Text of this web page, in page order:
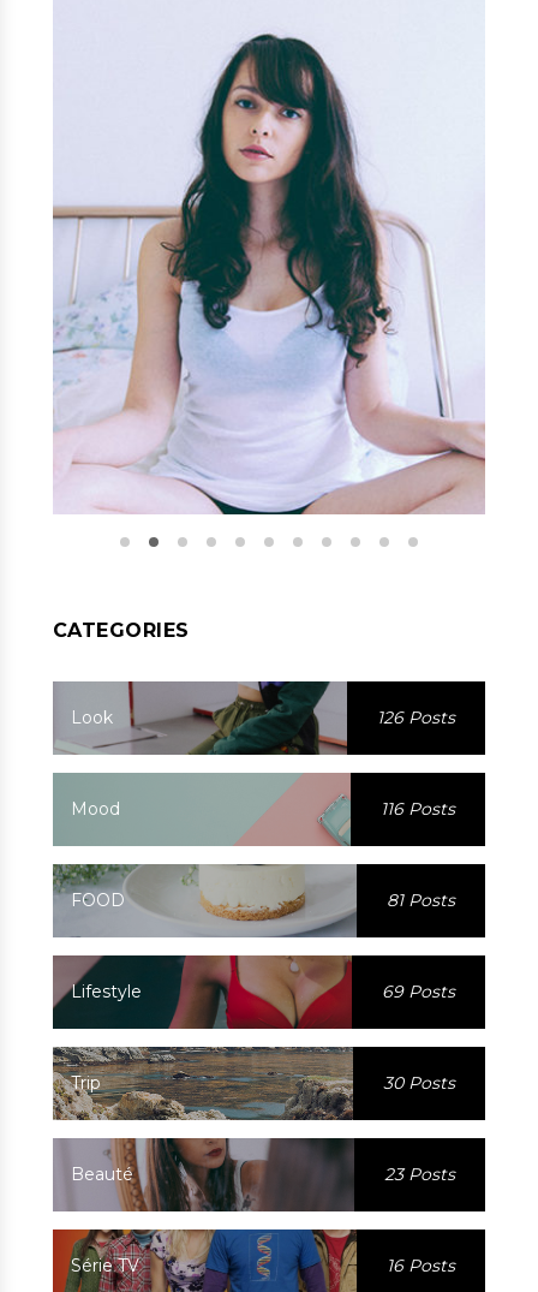
CATEGORIES
Look 126 Posts
Mood 116 Posts
FOOD 81 Posts
Lifestyle 69 Posts
Trip 30 Posts
Beauté 23 Posts
Série TV 16 Posts